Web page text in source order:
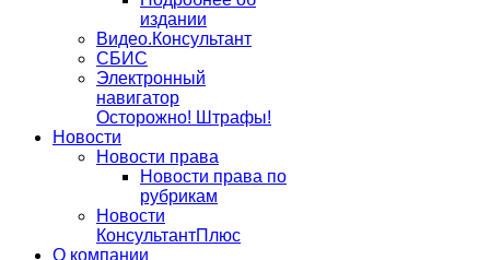
издании
Видео.Консультант
СБИС
Электронный
навигатор
Осторожно! Штрафы!
Новости
Новости права
Новости права по
рубрикам
Новости
КонсультантПлюс
О компании